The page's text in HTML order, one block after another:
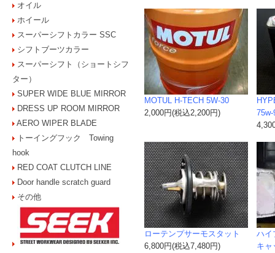
オイル
ホイール
スーパーシフトカラー SSC
シフトブーツカラー
スーパーシフト（ショートシフ
ター）
SUPER WIDE BLUE MIRROR
DRESS UP ROOM MIRROR
AERO WIPER BLADE
トーイングフック Towing
hook
RED COAT CLUTCH LINE
Door handle scratch guard
その他
MOTUL H-TECH 5W-30
2,000円(税込2,200円)
75w-
ローテンプサーモスタット
6,800円(税込7,480円)
ハイ
キャ